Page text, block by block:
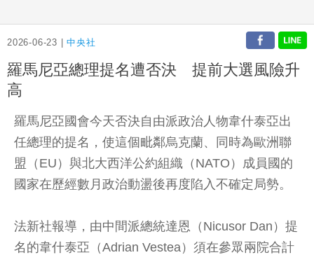
2026-06-23 |中央社
羅馬尼亞總理提名遭否決 提前大選風險升
高
羅馬尼亞國會今天否決自由派政治人物韋什泰亞出
任總理的提名，使這個毗鄰烏克蘭、同時為歐洲聯
盟（EU）與北大西洋公約組織（NATO）成員國的
國家在歷經數月政治動盪後再度陷入不確定局勢。
法新社報導，由中間派總統達恩（Nicusor Dan）提
名的韋什泰亞（Adrian Vestea）須在參眾兩院合計